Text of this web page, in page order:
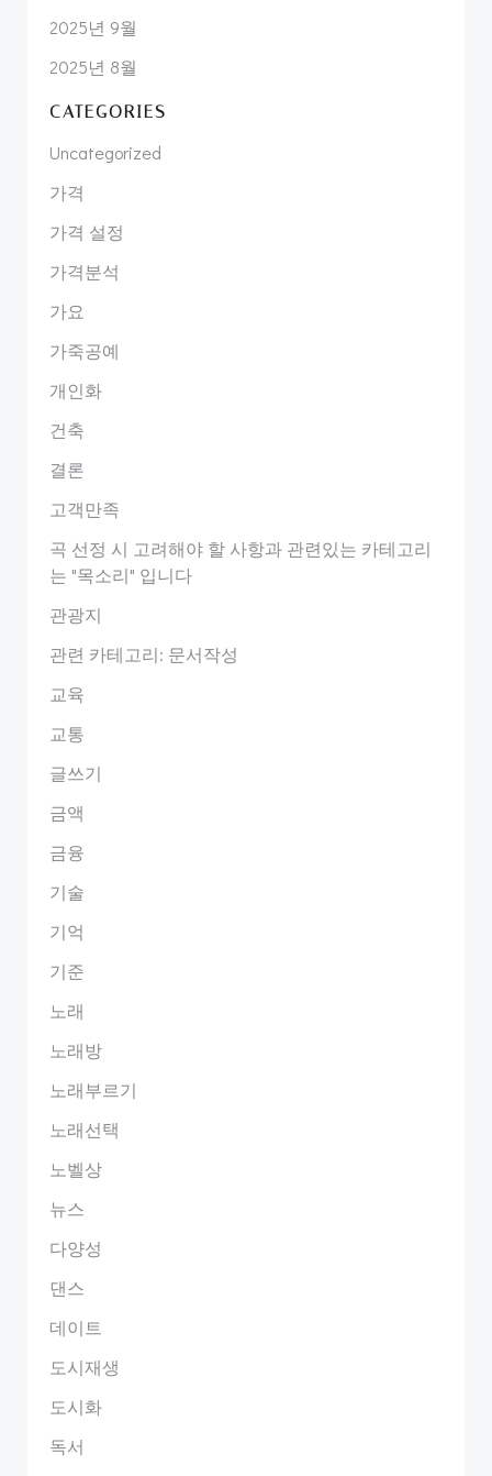
2025년 9월
2025년 8월
CATEGORIES
Uncategorized
가격
가격 설정
가격분석
가요
가죽공예
개인화
건축
결론
고객만족
곡 선정 시 고려해야 할 사항과 관련있는 카테고리
는 "목소리" 입니다
관광지
관련 카테고리: 문서작성
교육
교통
글쓰기
금액
금융
기술
기억
기준
노래
노래방
노래부르기
노래선택
노벨상
뉴스
다양성
댄스
데이트
도시재생
도시화
독서